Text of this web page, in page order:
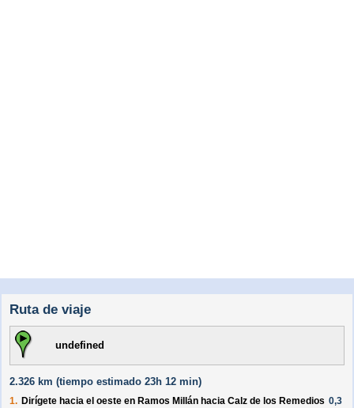
Ruta de viaje
undefined
2.326 km (tiempo estimado 23h 12 min)
1. Dirígete hacia el oeste en Ramos Millán hacia Calz de los Remedios 0,3